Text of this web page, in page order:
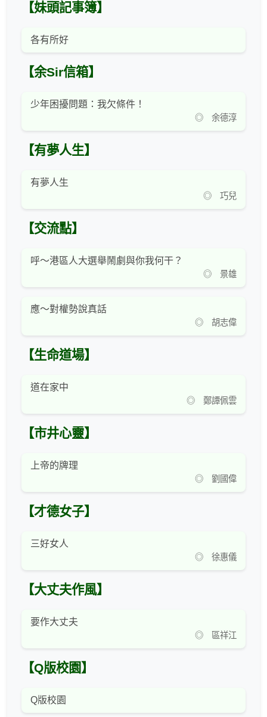
【妹頭記事簿】
各有所好
【余Sir信箱】
少年困擾問題：我欠條件！
◎ 余德淳
【有夢人生】
有夢人生
◎ 巧兒
【交流點】
呼～港區人大選舉鬧劇與你我何干？
◎ 景雄
應～對權勢說真話
◎ 胡志偉
【生命道場】
道在家中
◎ 鄭譚佩雲
【市井心靈】
上帝的牌理
◎ 劉國偉
【才德女子】
三好女人
◎ 徐惠儀
【大丈夫作風】
要作大丈夫
◎ 區祥江
【Q版校園】
Q版校園